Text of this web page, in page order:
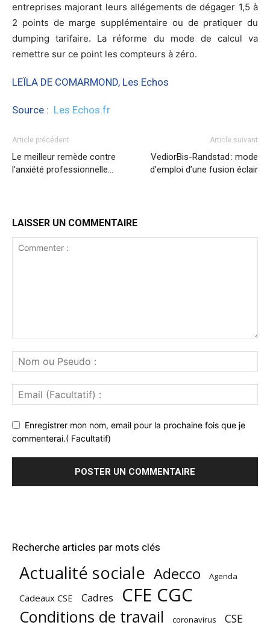
entreprises majorant leurs allégements de dégager 1,5 à
2 points de marge supplémentaire ou de pratiquer du
dumping tarifaire. La réforme du mode de calcul va
remettre sur ce point les compteurs à zéro.
LEÏLA DE COMARMOND, Les Echos
Source : Les Echos.fr
Article précédent
Le meilleur remède contre
l’anxiété professionnelle…
Article suivant
VediorBis-Randstad : mode
d’emploi d’une fusion éclair
LAISSER UN COMMENTAIRE
Enregistrer mon nom, email pour la prochaine fois que je
commenterai.( Facultatif)
Recherche articles par mots clés
Actualité sociale Adecco Agenda
Cadeaux CSE Cadres CFE CGC
Conditions de travail coronavirus CSE